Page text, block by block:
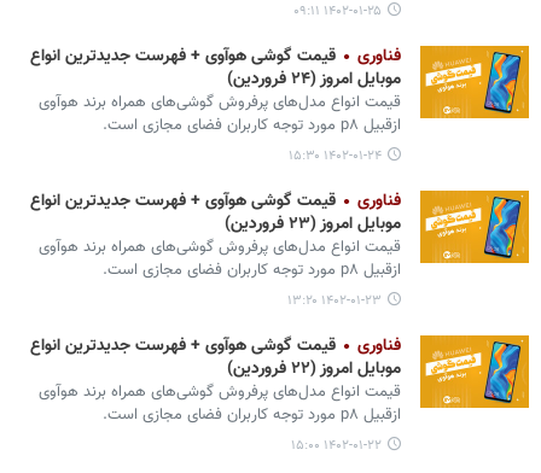
۱۴۰۲-۰۱-۲۵ ۰۹:۱۱
فناوری
قیمت گوشی هوآوی + فهرست جدیدترین انواع
موبایل امروز (۲۴ فروردین)
قیمت انواع مدل‌های پرفروش گوشی‌های همراه برند هوآوی
ازقبیل p۸ مورد توجه کاربران فضای مجازی است.
۱۴۰۲-۰۱-۲۴ ۱۵:۳۰
فناوری
قیمت گوشی هوآوی + فهرست جدیدترین انواع
موبایل امروز (۲۳ فروردین)
قیمت انواع مدل‌های پرفروش گوشی‌های همراه برند هوآوی
ازقبیل p۸ مورد توجه کاربران فضای مجازی است.
۱۴۰۲-۰۱-۲۳ ۱۳:۲۰
فناوری
قیمت گوشی هوآوی + فهرست جدیدترین انواع
موبایل امروز (۲۲ فروردین)
قیمت انواع مدل‌های پرفروش گوشی‌های همراه برند هوآوی
ازقبیل p۸ مورد توجه کاربران فضای مجازی است.
۱۴۰۲-۰۱-۲۲ ۱۵:۰۰